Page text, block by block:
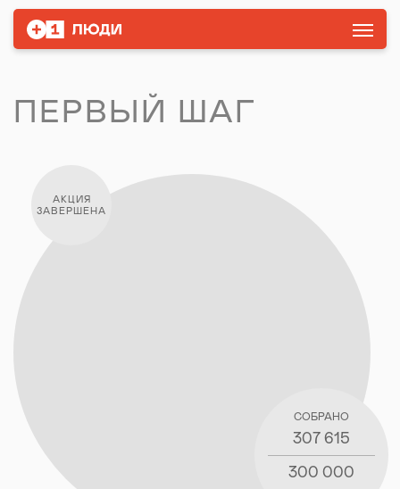
ПЕРВЫЙ ШАГ
АКЦИЯ
ЗАВЕРШЕНА
СОБРАНО
307 615
300 000